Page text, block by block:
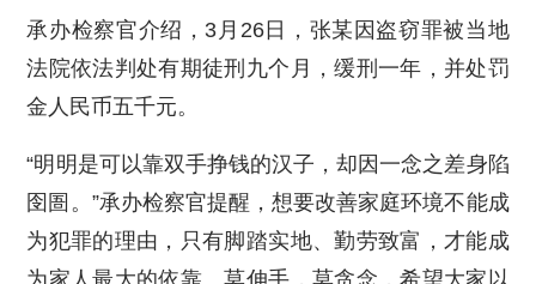
承办检察官介绍，3月26日，张某因盗窃罪被当地
法院依法判处有期徒刑九个月，缓刑一年，并处罚
金人民币五千元。
“明明是可以靠双手挣钱的汉子，却因一念之差身陷
囹圄。”承办检察官提醒，想要改善家庭环境不能成
为犯罪的理由，只有脚踏实地、勤劳致富，才能成
为家人最大的依靠。莫伸手，莫贪念，希望大家以